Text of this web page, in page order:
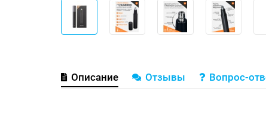
Описание Отзывы Вопрос-